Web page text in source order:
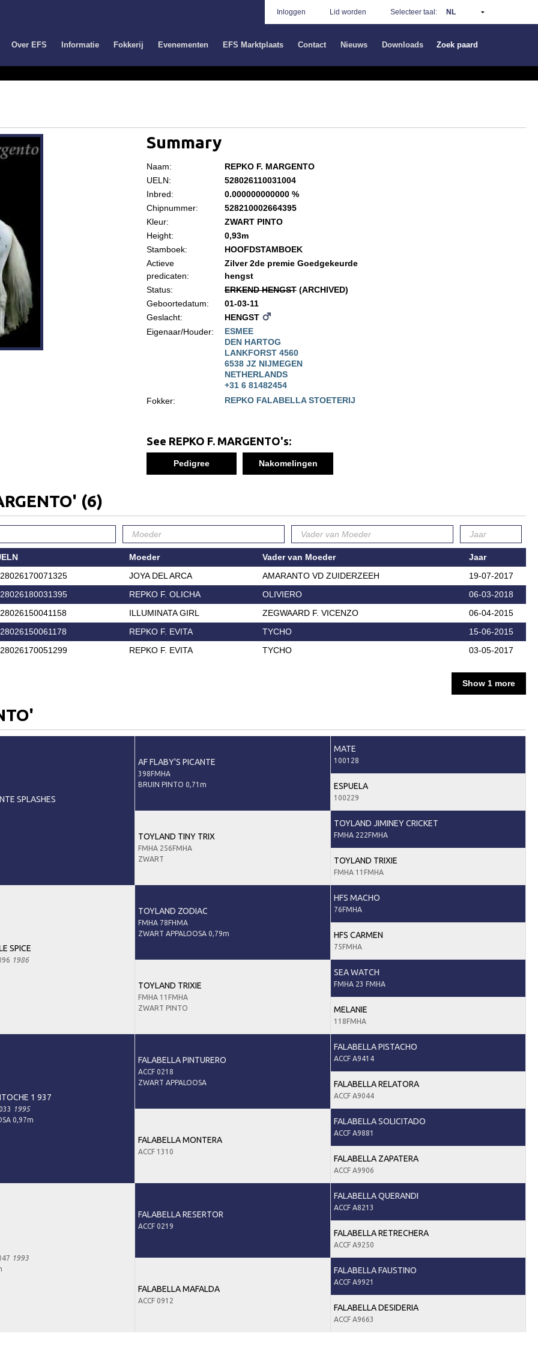
Inloggen Lid worden Selecteer taal:
Over EFS Informatie Fokkerij Evenementen EFS Marktplaats Contact Nieuws Downloads Zoek paard
Summary
Naam:
REPKO F. MARGENTO
UELN:
528026110031004
Inbred:
0.000000000000 %
Chipnummer:
528210002664395
Kleur:
ZWART PINTO
Height:
0,93m
Stamboek:
HOOFDSTAMBOEK
Actieve
predicaten:
Zilver 2de premie Goedgekeurde
hengst
Status:
ERKEND HENGST(ARCHIVED)
Geboortedatum:
01-03-11
Geslacht:
HENGST
Eigenaar/Houder:
ESMEE
DEN HARTOG
LANKFORST 4560
6538 JZ NIJMEGEN
NETHERLANDS
+31 6 81482454
Fokker:
REPKO FALABELLA STOETERIJ
See REPKO F. MARGENTO's:
Pedigree Nakomelingen
(6)
Moeder Vader van Moeder
Jaar
JOYA DEL ARCA AMARANTO VD ZUIDERZEEH
19-07-2017
REPKO F. OLICHA OLIVIERO
06-03-2018
ILLUMINATA GIRL ZEGWAARD F. VICENZO
06-04-2015
REPKO F. EVITA TYCHO
15-06-2015
REPKO F. EVITA TYCHO 03-05-2017
Show 1 more
SPLASHES
AF FLABY'S PICANTE
398FMHA
BRUIN PINTO 0,71m
MATE
100128
ESPUELA
100229
TOYLAND TINY TRIX
FMHA 256FMHA
ZWART
TOYLAND JIMINEY CRICKET
FMHA 222FMHA
TOYLAND TRIXIE
FMHA 11FMHA
SPICE
1986
TOYLAND ZODIAC
FMHA 78FHMA
ZWART APPALOOSA 0,79m
HFS MACHO
76FMHA
HFS CARMEN
75FMHA
TOYLAND TRIXIE
FMHA 11FMHA
ZWART PINTO
SEA WATCH
FMHA 23 FMHA
MELANIE
118FMHA
1 937
1995
0,97m
FALABELLA PINTURERO
ACCF 0218
ZWART APPALOOSA
FALABELLA PISTACHO
ACCF A9414
FALABELLA RELATORA
ACCF A9044
FALABELLA MONTERA
ACCF 1310
FALABELLA SOLICITADO
ACCF A9881
FALABELLA ZAPATERA
ACCF A9906
1993
FALABELLA RESERTOR
ACCF 0219
FALABELLA QUERANDI
ACCF A8213
FALABELLA RETRECHERA
ACCF A9250
FALABELLA MAFALDA
ACCF 0912
FALABELLA FAUSTINO
ACCF A9921
FALABELLA DESIDERIA
ACCF A9663